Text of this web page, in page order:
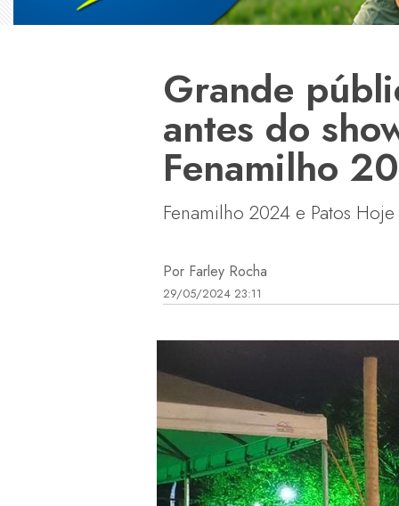
Grande
antes do
Fenamilho
Fenamilho 2024 e Patos Hoje
Por Farley Rocha
29/05/2024 23:11